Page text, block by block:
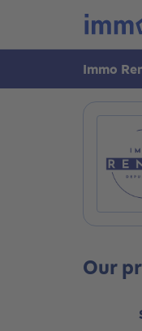
Immo
Our